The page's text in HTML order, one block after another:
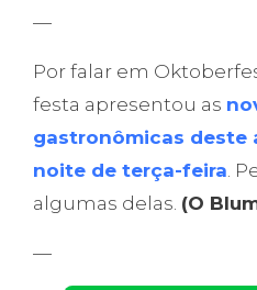
—
Por falar em
festa apresentou as
gastronômicas deste
noite de terça-feira.
algumas delas. (O
—